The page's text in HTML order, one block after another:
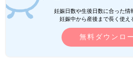
妊娠日数や生後日数に合った情
妊娠中から産後まで長く使え
無料ダウンロ